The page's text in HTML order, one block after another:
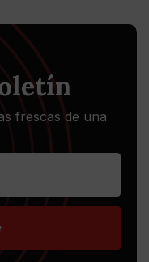
frescas de una